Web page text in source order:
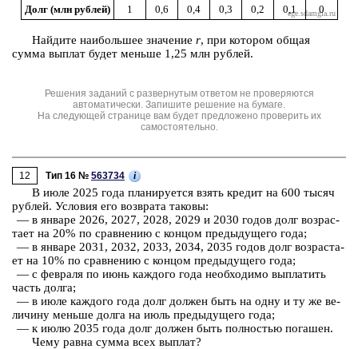
Долг (млн руб­лей)
1 0,6 0,4 0,3 0,2 0,1 0
Най­ди­те наи­боль­шее зна­че­ние r, при ко­то­ром общая
сумма вы­плат будет мень­ше 1,25 млн руб­лей.
Решения заданий с развернутым ответом не проверяются
автоматически. Запишите решение на бумаге.
На следующей странице вам будет предложено проверить их
самостоятельно.
12 Тип 16 № 563734 i
В июле 2025 года пла­ни­ру­ет­ся взять кре­дит на 600 тысяч
руб­лей. Усло­вия его воз­вра­та та­ко­вы:
— в ян­ва­ре 2026, 2027, 2028, 2029 и 2030 годов долг воз­рас­
та­ет на 20% по срав­не­нию с кон­цом преды­ду­ще­го года;
— в ян­ва­ре 2031, 2032, 2033, 2034, 2035 годов долг воз­рас­та­
ет на 10% по срав­не­нию с кон­цом преды­ду­ще­го года;
— с фев­ра­ля по июнь каж­до­го года не­об­хо­ди­мо вы­пла­тить
часть долга;
— в июле каж­до­го года долг дол­жен быть на одну и ту же ве­
ли­чи­ну мень­ше долга на июль преды­ду­ще­го года;
— к июлю 2035 года долг дол­жен быть пол­но­стью по­га­шен.
Чему равна сумма всех вы­плат?